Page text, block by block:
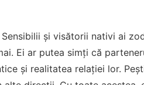
și visătorii nativi ai
Ei ar putea simți că
și realitatea relației lor.